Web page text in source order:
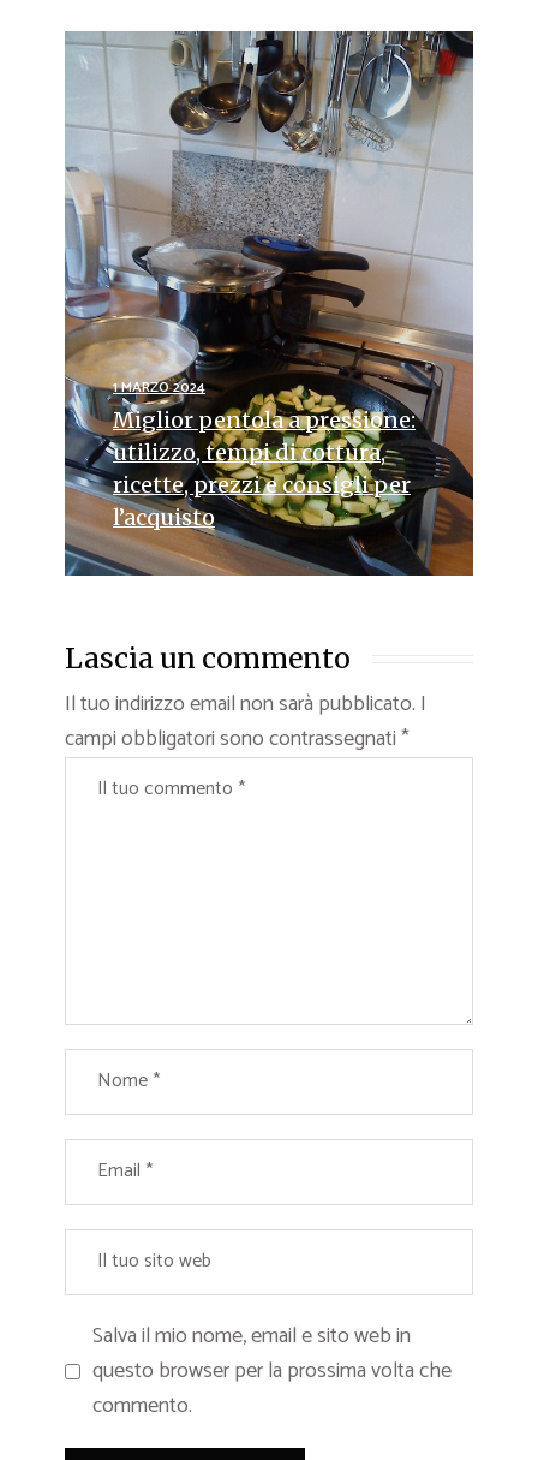
1 MARZO 2024
Miglior pentola a pressione:
utilizzo, tempi di cottura,
ricette, prezzi e consigli per
l’acquisto
Lascia un commento
Il tuo indirizzo email non sarà pubblicato. I
campi obbligatori sono contrassegnati*
Salva il mio nome, email e sito web in
questo browser per la prossima volta che
commento.